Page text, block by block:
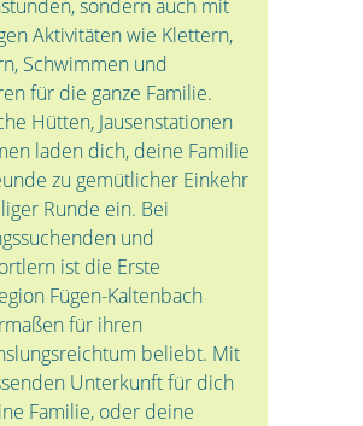
sondern auch mit
Aktivitäten wie Klettern,
Schwimmen und
für die ganze Familie.
Hütten, Jausenstationen
laden dich, deine Familie
zu gemütlicher Einkehr
Runde ein. Bei
und
ist die Erste
Fügen-Kaltenbach
für ihren
beliebt. Mit
Unterkunft für dich
Familie, oder deine